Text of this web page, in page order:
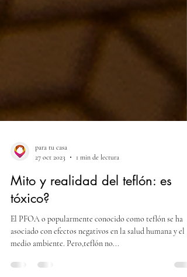
para tu casa
27 oct 2023
1 min de lectura
Mito y realidad del teflón: es
tóxico?